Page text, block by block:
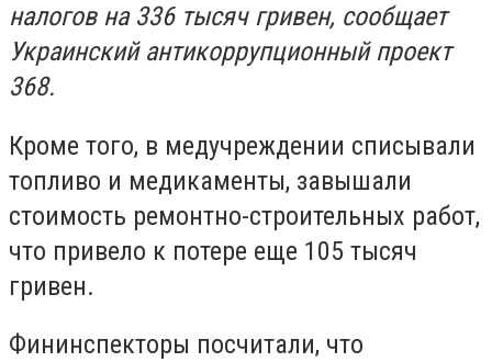
налогов на 336 тысяч гривен, сообщает
Украинский антикоррупционный проект
368.
Кроме того, в медучреждении списывали
топливо и медикаменты, завышали
стоимость ремонтно-строительных работ,
что привело к потере еще 105 тысяч
гривен.
Фининспекторы посчитали, что